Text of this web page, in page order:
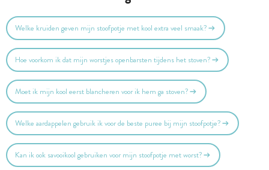
Welke kruiden geven mijn stoofpotje met kool extra veel smaak?
Hoe voorkom ik dat mijn worstjes openbarsten tijdens het stoven?
Moet ik mijn kool eerst blancheren voor ik hem ga stoven?
Welke aardappelen gebruik ik voor de beste puree bij mijn stoofpotje?
Kan ik ook savooikool gebruiken voor mijn stoofpotje met worst?